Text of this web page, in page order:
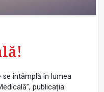
întâmplă în lumea
publicația